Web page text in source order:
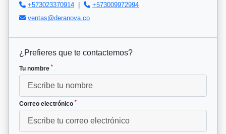
+573023370914 |
+573009972994
ventas@deranova.co
¿Prefieres que te contactemos?
Tu nombre *
Correo electrónico *